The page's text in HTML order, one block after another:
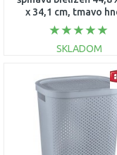
x 34,1 cm, tmavo
00707-210
SKLADOM
DO KOŠÍKA
Porovnať